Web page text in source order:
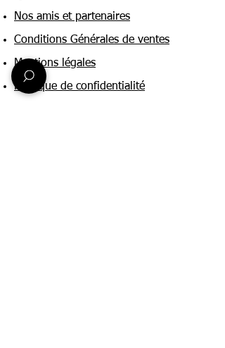
Nos amis et partenaires
Conditions Générales de ventes
Mentions légales
Politique de confidentialité